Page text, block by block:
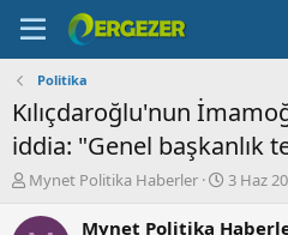
Politika
Kılıçdaroğlu'nun
iddia: "Genel başkanlık
K
n
Mynet Politika Haberler
B
ş
3 Haz
Mynet Politika